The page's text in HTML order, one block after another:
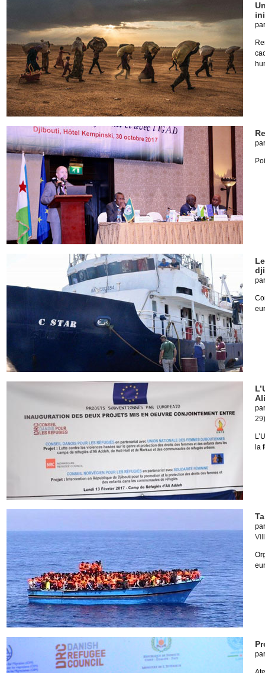
29
la